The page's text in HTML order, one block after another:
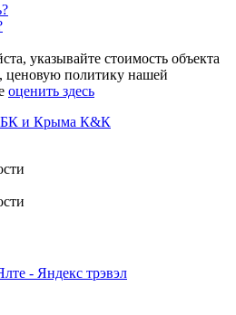
указывайте стоимость объекта
ценовую политику нашей
оценить здесь